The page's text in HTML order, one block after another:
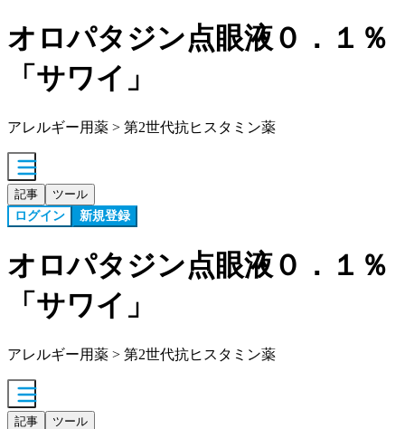
オロパタジン点眼液０．１％
「サワイ」
アレルギー用薬 > 第2世代抗ヒスタミン薬
記事 ツール
ログイン 新規登録
オロパタジン点眼液０．１％
「サワイ」
アレルギー用薬 > 第2世代抗ヒスタミン薬
記事 ツール